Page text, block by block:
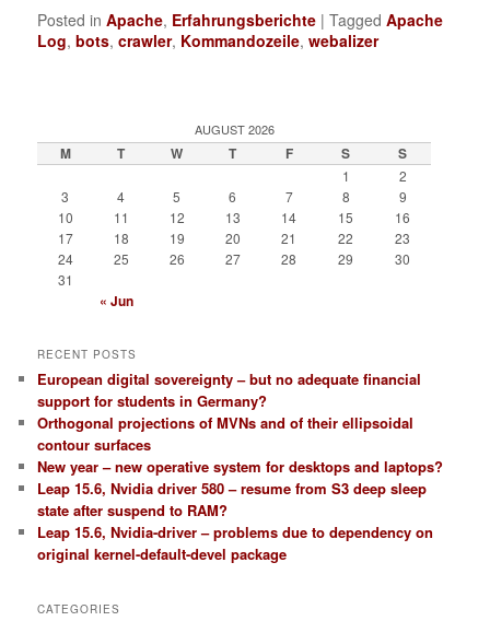
Posted in Apache, Erfahrungsberichte |Tagged Apache
Log,bots,crawler, Kommandozeile,webalizer
AUGUST 2026
M T W T F S S
1
2
3
4 5 6 7 8
9
10
11 12 13 14 15
16
17
18 19 20 21 22
23
24
25 26 27 28 29
30
31
« Jun
RECENT POSTS
European digital sovereignty – but no adequate financial
support for students in Germany?
Orthogonal projections of MVNs and of their ellipsoidal
contour surfaces
New year – new operative system for desktops and laptops?
Leap 15.6, Nvidia driver 580 – resume from S3 deep sleep
state after suspend to RAM?
Leap 15.6, Nvidia-driver – problems due to dependency on
original kernel-default-devel package
CATEGORIES